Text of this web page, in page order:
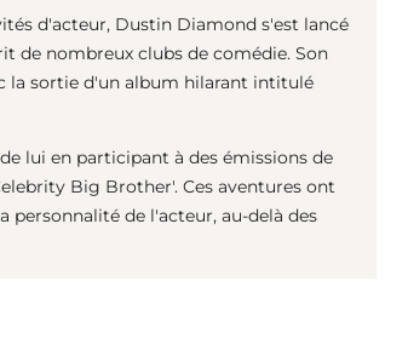
d'acteur, Dustin Diamond s'est lancé
de nombreux clubs de comédie. Son
la sortie d'un album hilarant intitulé
lui en participant à des émissions de
Big Brother'. Ces aventures ont
personnalité de l'acteur, au-delà des